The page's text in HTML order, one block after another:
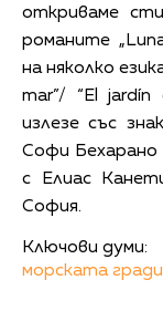
откриваме
романите
на няколко
mar”/ “El
излезе със
Софи Бехарано
с Елиас
София.
Ключови думи:
морската